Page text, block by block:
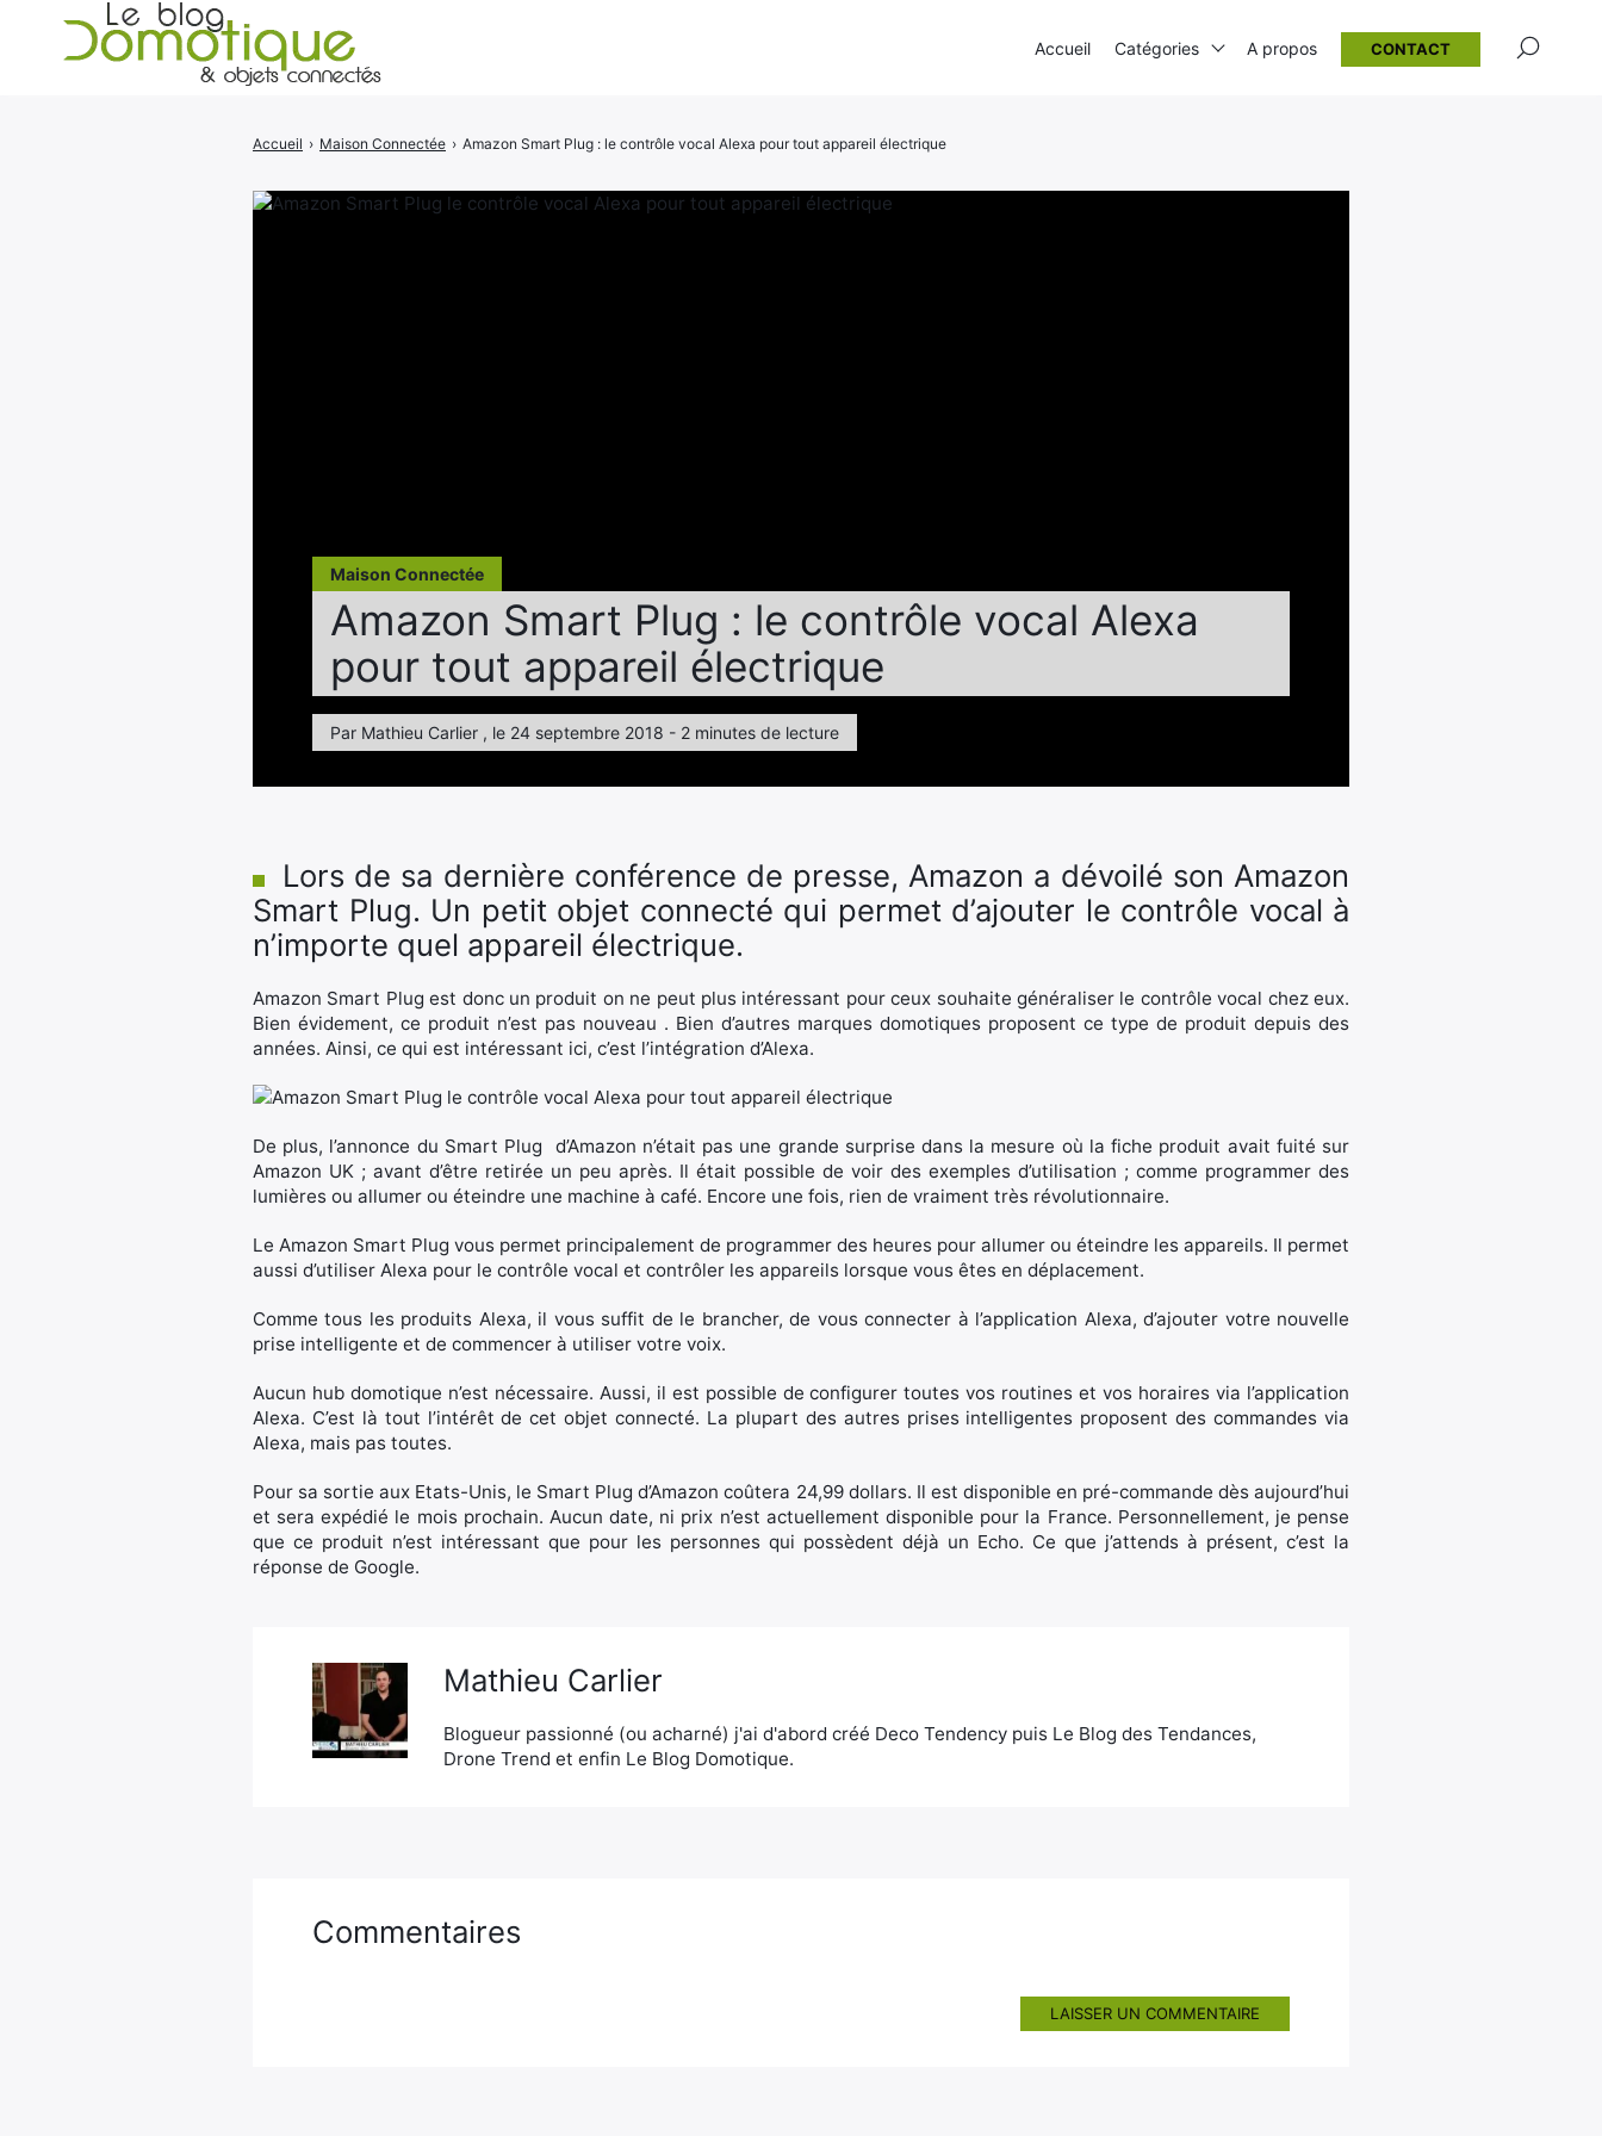
Maison Connectée
Amazon Smart Plug : le contrôle vocal Alexa
pour tout appareil électrique
Par Mathieu Carlier , le 24 septembre 2018 - 2 minutes de lecture
Accueil › Maison Connectée › Amazon Smart Plug : le contrôle vocal Alexa pour tout appareil électrique
Lors de sa dernière conférence de presse, Amazon a dévoilé son Amazon
Smart Plug. Un petit objet connecté qui permet d’ajouter le contrôle vocal à
n’importe quel appareil électrique.
Amazon Smart Plug est donc un produit on ne peut plus intéressant pour ceux souhaite généraliser le contrôle vocal chez eux.
Bien évidement, ce produit n’est pas nouveau . Bien d’autres marques domotiques proposent ce type de produit depuis des
années. Ainsi, ce qui est intéressant ici, c’est l’intégration d’Alexa.
De plus, l’annonce du Smart Plug d’Amazon n’était pas une grande surprise dans la mesure où la fiche produit avait fuité sur
Amazon UK ; avant d’être retirée un peu après. Il était possible de voir des exemples d’utilisation ; comme programmer des
lumières ou allumer ou éteindre une machine à café. Encore une fois, rien de vraiment très révolutionnaire.
Le Amazon Smart Plug vous permet principalement de programmer des heures pour allumer ou éteindre les appareils. Il permet
aussi d’utiliser Alexa pour le contrôle vocal et contrôler les appareils lorsque vous êtes en déplacement.
Comme tous les produits Alexa, il vous suffit de le brancher, de vous connecter à l’application Alexa, d’ajouter votre nouvelle
prise intelligente et de commencer à utiliser votre voix.
Aucun hub domotique n’est nécessaire. Aussi, il est possible de configurer toutes vos routines et vos horaires via l’application
Alexa. C’est là tout l’intérêt de cet objet connecté. La plupart des autres prises intelligentes proposent des commandes via
Alexa, mais pas toutes.
Pour sa sortie aux Etats-Unis, le Smart Plug d’Amazon coûtera 24,99 dollars. Il est disponible en pré-commande dès aujourd’hui
et sera expédié le mois prochain. Aucun date, ni prix n’est actuellement disponible pour la France. Personnellement, je pense
que ce produit n’est intéressant que pour les personnes qui possèdent déjà un Echo. Ce que j’attends à présent, c’est la
réponse de Google.
Mathieu Carlier
Blogueur passionné (ou acharné) j'ai d'abord créé Deco Tendency puis Le Blog des Tendances,
Drone Trend et enfin Le Blog Domotique.
Commentaires
LAISSER UN COMMENTAIRE
Accueil Catégories A propos CONTACT
Rechercher